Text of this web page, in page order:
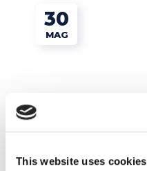
This website uses cookies
30
MAG